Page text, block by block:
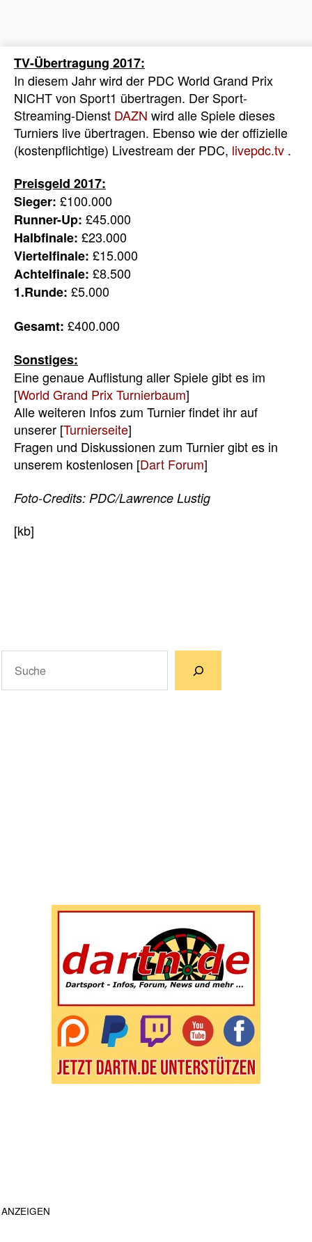
TV-Übertragung 2017:
In diesem Jahr wird der PDC World Grand Prix
NICHT von Sport1 übertragen. Der Sport-
Streaming-Dienst DAZN wird alle Spiele dieses
Turniers live übertragen. Ebenso wie der offizielle
(kostenpflichtige) Livestream der PDC, livepdc.tv .
Preisgeld 2017:
Sieger: £100.000
Runner-Up: £45.000
Halbfinale: £23.000
Viertelfinale: £15.000
Achtelfinale: £8.500
1.Runde: £5.000
Gesamt: £400.000
Sonstiges:
Eine genaue Auflistung aller Spiele gibt es im
[World Grand Prix Turnierbaum]
Alle weiteren Infos zum Turnier findet ihr auf
unserer [Turnierseite]
Fragen und Diskussionen zum Turnier gibt es in
unserem kostenlosen [Dart Forum]
Foto-Credits: PDC/Lawrence Lustig
[kb]
ANZEIGEN